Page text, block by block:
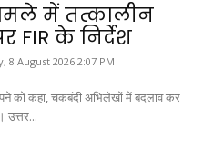
में तत्कालीन
के निर्देश
8 August 2026 2:07 PM
को कहा, चकबंदी अभिलेखों में बदलाव कर
गोंडा। उत्तर...